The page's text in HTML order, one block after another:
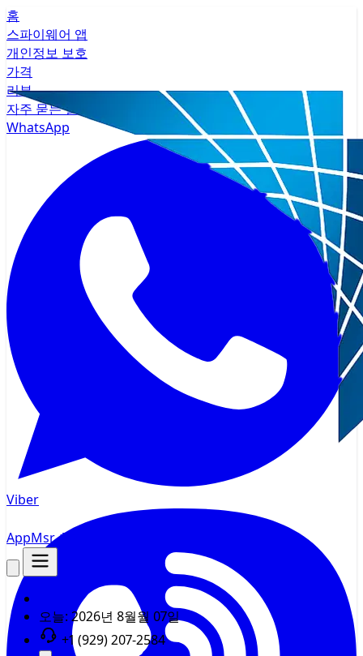
AppMsr추적기
오늘: 2026년 8월월 07일
+1 (929) 207-2584
홈
스파이웨어 앱
개인정보 보호
가격
리뷰
자주 묻는 질문
WhatsApp
Viber